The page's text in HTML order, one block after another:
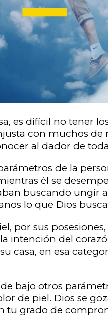
es difícil no tener
con muchos de
al dador de
de la
él se
buscando ungir
lo que Dios
por sus
intención del
casa, en esa
bajo otros
de piel. Dios se
tu grado de